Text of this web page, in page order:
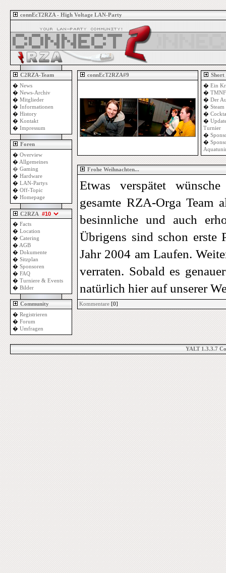
connEcT2RZA - High Voltage LAN-Party
C2RZA-Team
� News
� News-Archiv
� Mitglieder
� Informationen
� History
� Kontakt
� Impressum
Foren
� Overview
� Allgemeines
� Gaming
� Hardware
� LAN-Partys
� Off-Topic
� Homepage
C2RZA
� Facts
� Location
� Catering
� AGB
� Dokumente
� Sitzplan
� Sponsoren
� FAQ
� Turniere & Events
� Bilder
Community
� Registrieren
� Forum
� Umfragen
connEcT2RZA#9
Short
� Ein
� TMNF
� Der
�
�
�
Turnier
�
�
Frohe Weihnachten...
Etwas verspätet
gesamte RZA-Orga Team
besinnliche und auch
Übrigens sind schon erste
Jahr 2004 am Laufen.
verraten. Sobald es
natürlich hier auf unserer
Kommentare [0]
YALT 1.3.3.7